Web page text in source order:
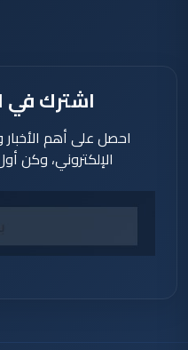
اشترك في
احصل على أهم الأخبار
الإلكتروني، وكن